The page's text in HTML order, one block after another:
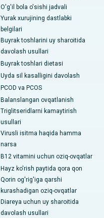
O'g'il bola o'sishi jadvali
Yurak xurujining dastlabki
belgilari
Buyrak toshlarini uy sharoitida
davolash usullari
Buyrak toshlari dietasi
Uyda sil kasalligini davolash
PCOD va PCOS
Balanslangan ovqatlanish
Triglitseridlarni kamaytirish
usullari
Virusli isitma haqida hamma
narsa
B12 vitamini uchun oziq-ovqatlar
Hayz ko'rish paytida qora qon
Qorin og'rig'iga qarshi
kurashadigan oziq-ovqatlar
Diareya uchun uy sharoitida
davolash usullari